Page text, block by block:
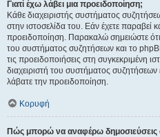
Γιατί έχω λάβει μια προειδοποίηση;
Κάθε διαχειριστής συστήματος
στην ιστοσελίδα του. Εάν έχετε παραβεί
προειδοποίηση. Παρακαλώ σημειώστε
του συστήματος συζητήσεων και το
τις προειδοποιήσεις στη συγκεκριμένη
διαχειριστή του συστήματος συζητήσεων
λάβατε την προειδοποίηση.
Κορυφή
Πώς μπορώ να αναφέρω δημοσιεύσεις